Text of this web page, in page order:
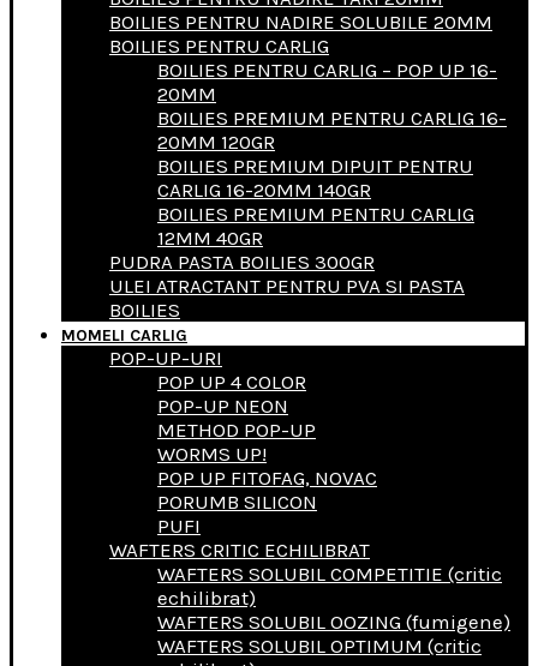
BOILIES PENTRU NADIRE SOLUBILE 20MM
BOILIES PENTRU CARLIG
BOILIES PENTRU CARLIG – POP UP 16-
20MM
BOILIES PREMIUM PENTRU CARLIG 16-
20MM 120GR
BOILIES PREMIUM DIPUIT PENTRU
CARLIG 16-20MM 140GR
BOILIES PREMIUM PENTRU CARLIG
12MM 40GR
PUDRA PASTA BOILIES 300GR
ULEI ATRACTANT PENTRU PVA SI PASTA
BOILIES
MOMELI CARLIG
POP-UP-URI
POP UP 4 COLOR
POP-UP NEON
METHOD POP-UP
WORMS UP!
POP UP FITOFAG, NOVAC
PORUMB SILICON
PUFI
WAFTERS CRITIC ECHILIBRAT
WAFTERS SOLUBIL COMPETITIE (critic
echilibrat)
WAFTERS SOLUBIL OOZING (fumigene)
WAFTERS SOLUBIL OPTIMUM (critic